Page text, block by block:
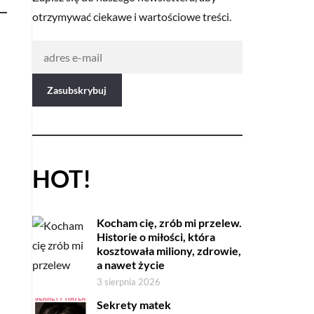
otrzymywać ciekawe i wartościowe treści.
HOT!
Kocham cię, zrób mi przelew.
Historie o miłości, która
kosztowała miliony, zdrowie,
a nawet życie
3 sierpnia 2026
Sekrety matek